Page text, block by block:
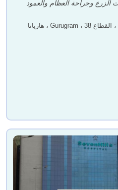
وجراحة العظام والعمود
طريق CH Baktawar Singh ، القطاع 38 ، Gurugram ، هاريانا